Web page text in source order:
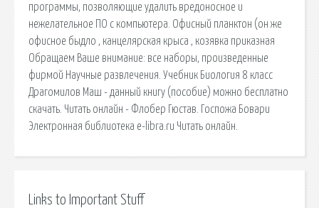
программы, позволяющие удалить вредоносное и
нежелательное ПО с компьютера. Офисный планктон (он же
офисное быдло , канцелярская крыса , козявка приказная
Обращаем Ваше внимание: все наборы, произведенные
фирмой Научные развлечения. Учебник Биология 8 класс
Драгомилов Маш - данный книгу (пособие) можно бесплатно
скачать. Читать онлайн - Флобер Гюстав. Госпожа Бовари
Электронная библиотека e-libra.ru Читать онлайн.
Links to Important Stuff